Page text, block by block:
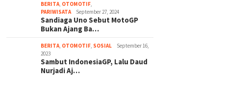
BERITA, OTOMOTIF,
PARIWISATA
September 27, 2024
Sandiaga Uno Sebut MotoGP
Bukan Ajang Ba…
BERITA, OTOMOTIF, SOSIAL
September 16,
2023
Sambut IndonesiaGP, Lalu Daud
Nurjadi Aj…